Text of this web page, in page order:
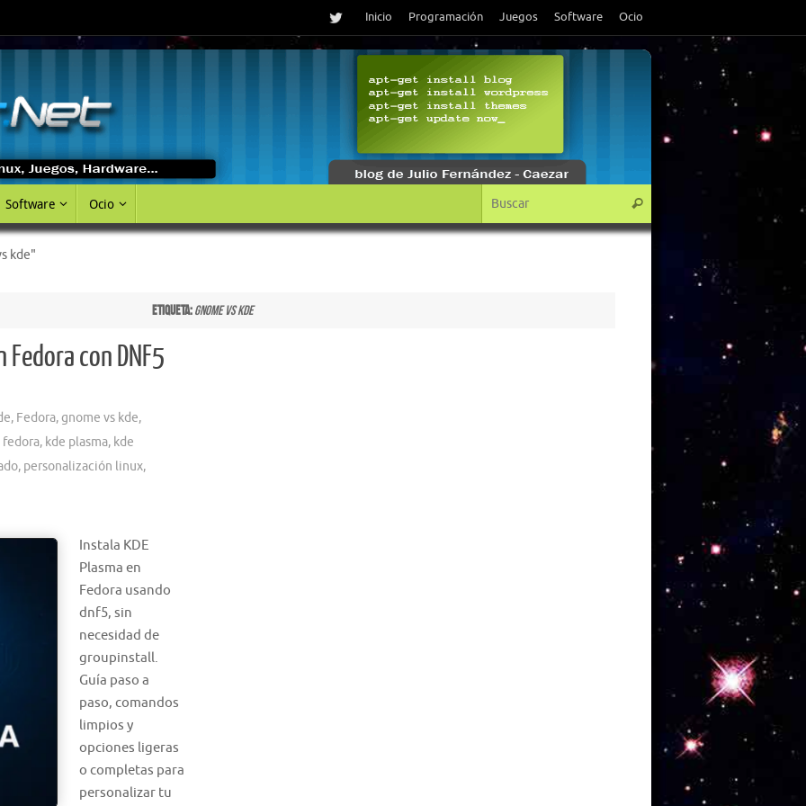
Inicio Programación Juegos Software Ocio
Software Ocio Buscar
kde"
Etiqueta:gnome vs kde
Fedora con DNF5
, Fedora,gnome vs kde,
fedora, kde plasma, kde
, personalización linux,
Instala KDE
Plasma en
Fedora usando
dnf5, sin
necesidad de
groupinstall.
Guía paso a
paso, comandos
limpios y
opciones ligeras
o completas para
personalizar tu